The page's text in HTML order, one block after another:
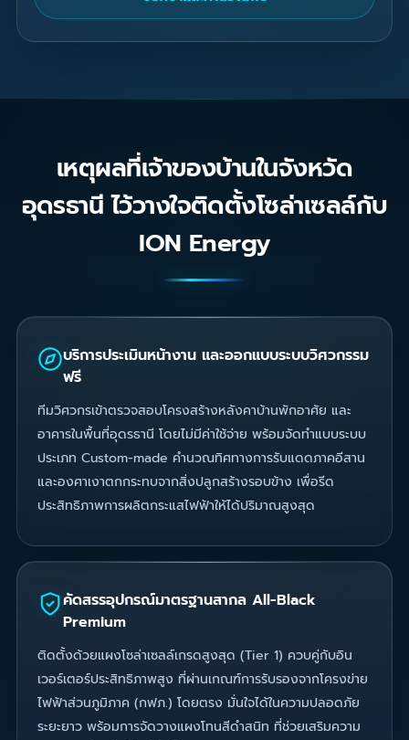
เหตุผลที่เจ้าของบ้านในจังหวัด
อุดรธานี ไว้วางใจติดตั้งโซล่าเซลล์กับ
ION Energy
บริการประเมินหน้างาน และออกแบบระบบวิศวกรรม
ฟรี
ทีมวิศวกรเข้าตรวจสอบโครงสร้างหลังคาบ้านพักอาศัย และ
อาคารในพื้นที่อุดรธานี โดยไม่มีค่าใช้จ่าย พร้อมจัดทำแบบระบบ
ประเภท Custom-made คำนวณทิศทางการรับแดดภาคอีสาน
และองศาเงาตกกระทบจากสิ่งปลูกสร้างรอบข้าง เพื่อรีด
ประสิทธิภาพการผลิตกระแสไฟฟ้าให้ได้ปริมาณสูงสุด
คัดสรรอุปกรณ์มาตรฐานสากล All-Black
Premium
ติดตั้งด้วยแผงโซล่าเซลล์เกรดสูงสุด (Tier 1) ควบคู่กับอิน
เวอร์เตอร์ประสิทธิภาพสูง ที่ผ่านเกณฑ์การรับรองจากโครงข่าย
ไฟฟ้าส่วนภูมิภาค (กฟภ.) โดยตรง มั่นใจได้ในความปลอดภัย
ระยะยาว พร้อมการจัดวางแผงโทนสีดำสนิท ที่ช่วยเสริมความ